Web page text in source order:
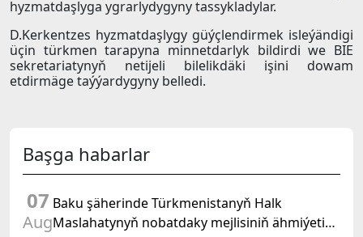
hyzmatdaşlyga ygrarlydygyny tassykladylar.
D.Kerkentzes hyzmatdaşlygy güýçlendirmek isleýändigi
üçin türkmen tarapyna minnetdarlyk bildirdi we BIE
sekretariatynyň netijeli bilelikdäki işini dowam
etdirmäge taýýardygyny belledi.
Başga habarlar
07
Aug
Baku şäherinde Türkmenistanyň Halk
Maslahatynyň nobatdaky mejlisiniň ähmiýetine